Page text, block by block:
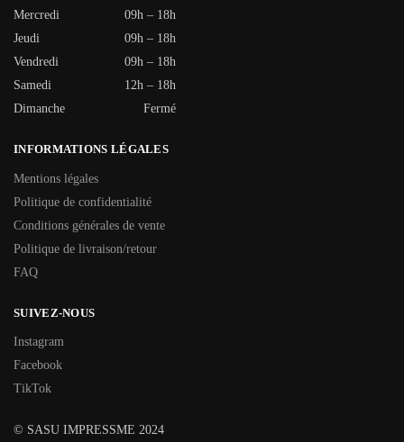
Mercredi
09h – 18h
Jeudi
09h – 18h
Vendredi
09h – 18h
Samedi
12h – 18h
Dimanche
Fermé
INFORMATIONS LÉGALES
Mentions légales
Politique de confidentialité
Conditions générales de vente
Politique de livraison/retour
FAQ
SUIVEZ-NOUS
Instagram
Facebook
TikTok
© SASU IMPRESSME 2024